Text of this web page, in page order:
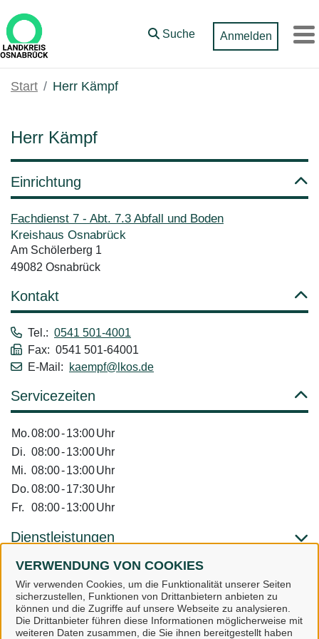
Zum Hauptinhalt springen
VERWENDUNG VON COOKIES
Wir verwenden Cookies, um die Funktionalität unserer Seiten
sicherzustellen, Funktionen von Drittanbietern anbieten zu
können und die Zugriffe auf unsere Webseite zu analysieren.
Die Drittanbieter führen diese Informationen möglicherweise mit
weiteren Daten zusammen, die Sie ihnen bereitgestellt haben
Suche Anmelden
Start Herr Kämpf
Herr Kämpf
Einrichtung
Fachdienst 7 - Abt. 7.3 Abfall und Boden
Kreishaus Osnabrück
Am Schölerberg 1
49082 Osnabrück
Kontakt
Tel.: 0541 501-4001
Fax: 0541 501-64001
E-Mail:
kaempf@lkos.de
Servicezeiten
Mo.08:00-13:00Uhr
Di. 08:00-13:00Uhr
Mi. 08:00-13:00Uhr
Do. 08:00-17:30Uhr
Fr.
08:00-13:00Uhr
Dienstleistungen
Alle zugeordneten Einrichtungen